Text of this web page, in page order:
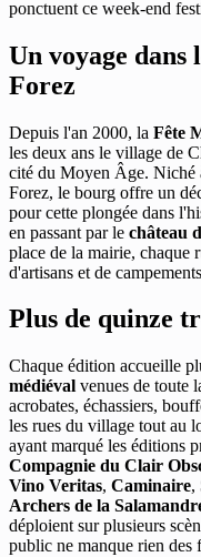
ponctuent ce week-end
Un voyage dans
Forez
Depuis l'an 2000, la Fête
les deux ans le village de
cité du Moyen Âge. Niché
Forez, le bourg offre un
pour cette plongée dans
en passant par le château
place de la mairie, chaque
d'artisans et de
Plus de quinze
Chaque édition accueille
médiéval venues de toute
acrobates, échassiers,
les rues du village tout au
ayant marqué les éditions
Compagnie du Clair
Vino Veritas, Caminaire,
Archers de la
déploient sur plusieurs
public ne manque rien des